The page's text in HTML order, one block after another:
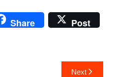
Share
Post
Next